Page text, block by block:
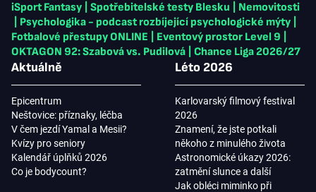
iSport Fantasy
Spotřebitelské testy Blesku
Nemovitosti
Psychologika - podcast rozbíjející psychologické mýty
Fotbalové přestupy ONLINE
Eventový prostor Level 9
OKTAGON 92: Szabová vs. Pudilová
Chance Liga 2026/27
Aktuálně
Epicentrum
Neštovice: příznaky, léčba
V čem jezdí Yamal a Mesii?
Kvízy pro seniory
Kalendář úplňků 2026
Co je bodycount?
Léto 2026
Karlovarský filmový festival
2026
Znamení, že jste potkali
někoho z minulého života
Astronomické úkazy 2026:
zatmění slunce a další
Jak obléci miminko při